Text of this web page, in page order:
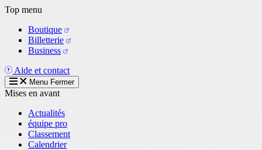
Aller
contenu
principal
Top menu
Boutique
Billetterie
Business
Aide et contact
Menu Fermer
Mises en avant
Actualités
équipe pro
Classement
Calendrier